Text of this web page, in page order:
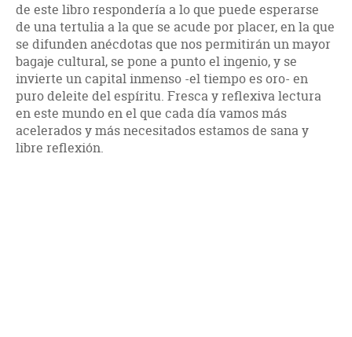
de este libro respondería a lo que puede esperarse
de una tertulia a la que se acude por placer, en la que
se difunden anécdotas que nos permitirán un mayor
bagaje cultural, se pone a punto el ingenio, y se
invierte un capital inmenso -el tiempo es oro- en
puro deleite del espíritu. Fresca y reflexiva lectura
en este mundo en el que cada día vamos más
acelerados y más necesitados estamos de sana y
libre reflexión.